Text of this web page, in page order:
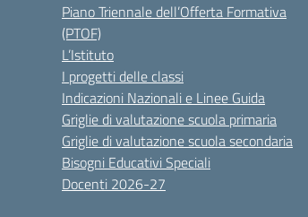
Piano Triennale dell’Offerta Formativa
(PTOF)
L’Istituto
I progetti delle classi
Indicazioni Nazionali e Linee Guida
Griglie di valutazione scuola primaria
Griglie di valutazione scuola secondaria
Bisogni Educativi Speciali
Docenti 2026-27